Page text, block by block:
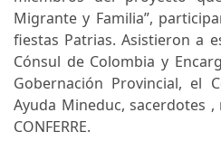
Migrante y Familia”,
fiestas Patrias. Asistieron a
Cónsul de Colombia y
Gobernación Provincial, el
Ayuda Mineduc, sacerdotes
CONFERRE.